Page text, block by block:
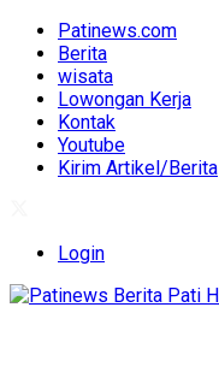
Patinews.com
Berita
wisata
Lowongan Kerja
Kontak
Youtube
Kirim Artikel/Berita
Login